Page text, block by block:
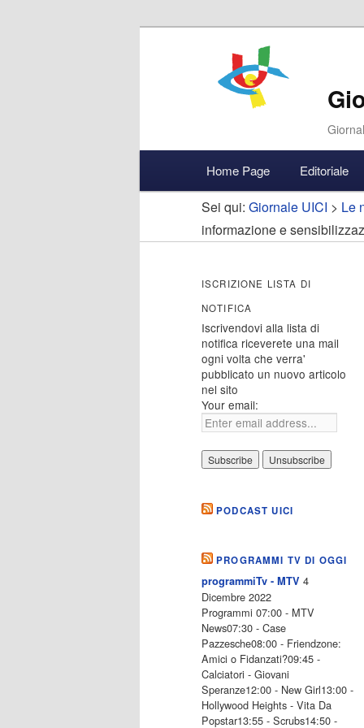
Vai
al
principale
Vai
al
secondario
Accedi
Home Page Editoriale
Sei qui: Giornale UICI > Le
informazione e
ISCRIZIONE LISTA DI
NOTIFICA
Iscrivendovi alla lista di
notifica riceverete una mail
ogni volta che verra'
pubblicato un nuovo articolo
nel sito
Your email:
PODCAST UICI
PROGRAMMI TV DI OGGI
programmiTv - MTV 4
Dicembre 2022
Programmi 07:00 - MTV
News07:30 - Case
Pazzesche08:00 - Friendzone:
Amici o Fidanzati?09:45 -
Calciatori - Giovani
Speranze12:00 - New Girl13:00 -
Hollywood Heights - Vita Da
Popstar13:55 - Scrubs14:50 -